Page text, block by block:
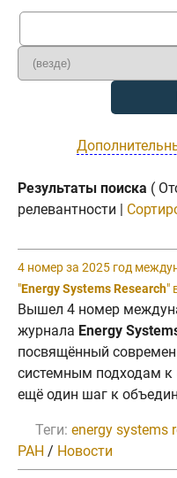
Результаты поиска (
релевантности |
4 номер за 2025 год
"Energy Systems Research"
Вышел 4 номер
журнала Energy
посвящённый
системным подходам
ещё один шаг к
Теги: energy systems
РАН / Новости